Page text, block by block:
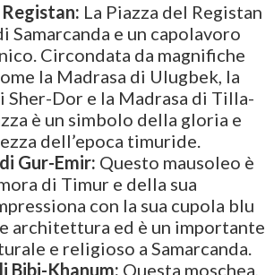
La Piazza del Registan
Samarcanda e un capolavoro
Circondata da magnifiche
la Madrasa di Ulugbek, la
Sher-Dor e la Madrasa di Tilla-
è un simbolo della gloria e
dell’epoca timuride.
Gur-Emir: Questo mausoleo è
di Timur e della sua
con la sua cupola blu
architettura ed è un importante
e religioso a Samarcanda.
Bibi-Khanum: Questa moschea,